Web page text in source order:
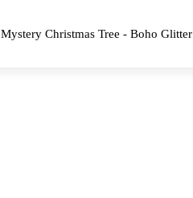
Mystery Christmas Tree - Boho Glitter